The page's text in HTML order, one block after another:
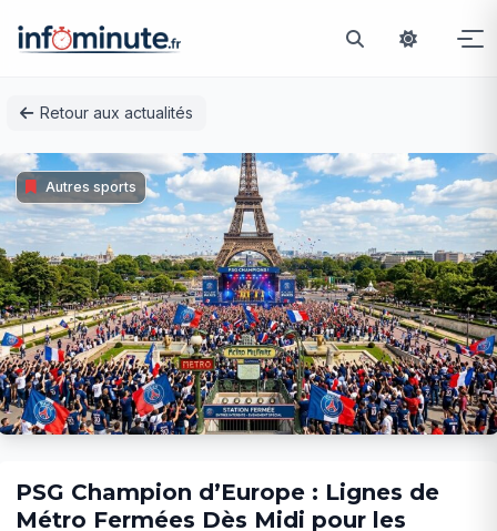
Retour aux actualités
Autres sports
PSG Champion d’Europe : Lignes de
Métro Fermées Dès Midi pour les